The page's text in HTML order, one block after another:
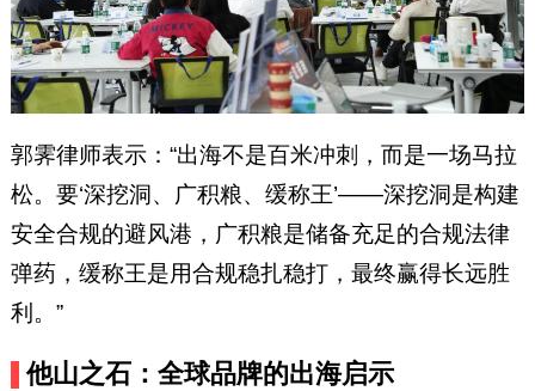
郭霁律师表示：“出海不是百米冲刺，而是一场马拉
松。要‘深挖洞、广积粮、缓称王’——深挖洞是构建
安全合规的避风港，广积粮是储备充足的合规法律
弹药，缓称王是用合规稳扎稳打，最终赢得长远胜
利。”
他山之石：全球品牌的出海启示